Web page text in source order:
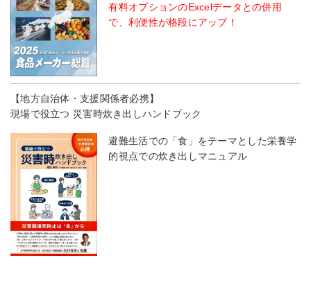
有料オプションのExcelデータとの併用
で、利便性が格段にアップ！
【地方自治体・支援関係者必携】
現場で役立つ 災害時炊き出しハンドブック
避難生活での「食」をテーマとした栄養学
的視点での炊き出しマニュアル